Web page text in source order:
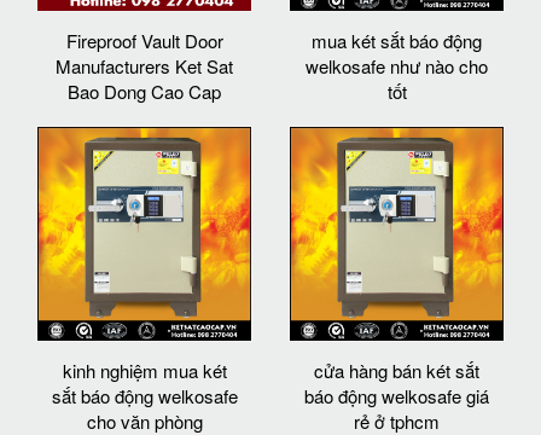
Fireproof Vault Door
Manufacturers Ket Sat
Bao Dong Cao Cap
mua két sắt báo động
welkosafe như nào cho
tốt
kinh nghiệm mua két
sắt báo động welkosafe
cho văn phòng
cửa hàng bán két sắt
báo động welkosafe giá
rẻ ở tphcm